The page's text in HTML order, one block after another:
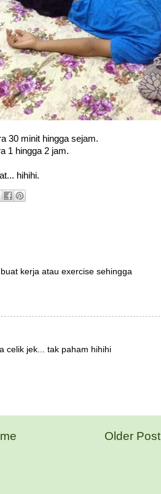
30 minit hingga sejam.
1 hingga 2 jam.
hihihi.
kerja atau exercise sehingga
celik jek... tak paham hihihi
Older Post